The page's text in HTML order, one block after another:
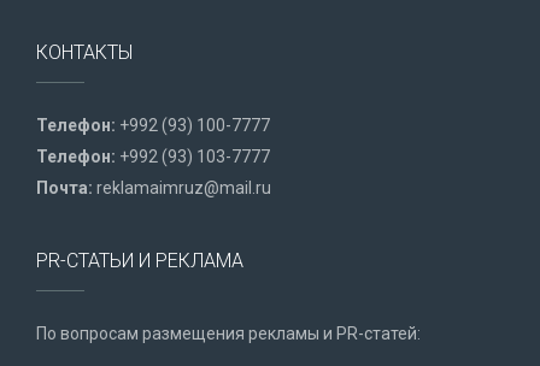
КОНТАКТЫ
Телефон: +992 (93) 100-7777
Телефон: +992 (93) 103-7777
Почта: reklamaimruz@mail.ru
PR-СТАТЬИ И РЕКЛАМА
По вопросам размещения рекламы и PR-статей: